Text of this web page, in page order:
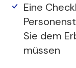
Eine
Sie dem
müssen